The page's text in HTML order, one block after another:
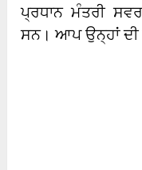
ਪ੍ਰਧਾਨ ਮੰਤਰੀ
ਸਨ। ਆਪ ਉਨ੍ਹਾਂ ਦੀ